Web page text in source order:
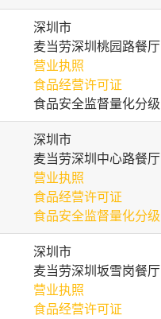
深圳市
麦当劳深圳桃园路餐厅
营业执照
食品经营许可证
食品安全监督量化分级
深圳市
麦当劳深圳中心路餐厅
营业执照
食品经营许可证
食品安全监督量化分级
深圳市
麦当劳深圳坂雪岗餐厅
营业执照
食品经营许可证